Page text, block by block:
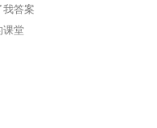
我答案
课堂